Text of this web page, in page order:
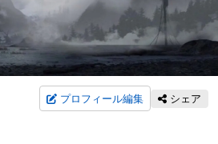
プロフィール編集 シェア